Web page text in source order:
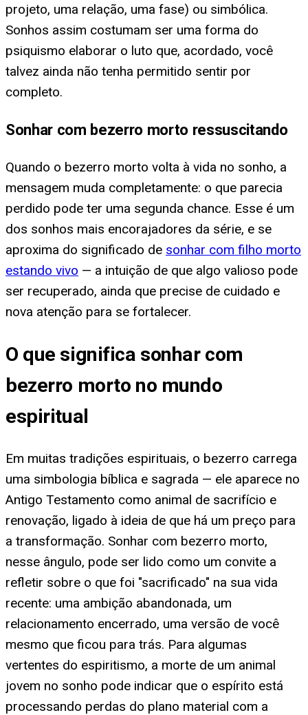
projeto, uma relação, uma fase) ou simbólica.
Sonhos assim costumam ser uma forma do
psiquismo elaborar o luto que, acordado, você
talvez ainda não tenha permitido sentir por
completo.
Sonhar com bezerro morto ressuscitando
Quando o bezerro morto volta à vida no sonho, a
mensagem muda completamente: o que parecia
perdido pode ter uma segunda chance. Esse é um
dos sonhos mais encorajadores da série, e se
aproxima do significado de sonhar com filho morto
estando vivo — a intuição de que algo valioso pode
ser recuperado, ainda que precise de cuidado e
nova atenção para se fortalecer.
O que significa sonhar com
bezerro morto no mundo
espiritual
Em muitas tradições espirituais, o bezerro carrega
uma simbologia bíblica e sagrada — ele aparece no
Antigo Testamento como animal de sacrifício e
renovação, ligado à ideia de que há um preço para
a transformação. Sonhar com bezerro morto,
nesse ângulo, pode ser lido como um convite a
refletir sobre o que foi "sacrificado" na sua vida
recente: uma ambição abandonada, um
relacionamento encerrado, uma versão de você
mesmo que ficou para trás. Para algumas
vertentes do espiritismo, a morte de um animal
jovem no sonho pode indicar que o espírito está
processando perdas do plano material com a